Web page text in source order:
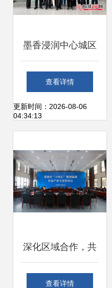
墨香浸润中心城区
文化惠民”，“入文
本文件之九
查看详情
更新时间：2026-08-06
04:34:13
深化区域合作，共
促农业与文化繁荣
查看详情